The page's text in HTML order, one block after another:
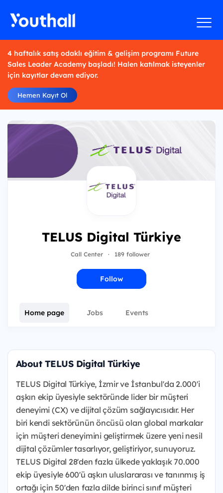
4 haftalık satış odaklı eğitim & gelişim programı Future
Sales Leader Academy başladı! Halen katılmak isteyenler
için kayıtlar devam ediyor.
Hemen Kayıt Ol
TELUS Digital Türkiye
Call Center · 189 follower
Follow
Home page Jobs Events
About TELUS Digital Türkiye
TELUS Digital Türkiye, İzmir ve İstanbul'da 2.000'i
aşkın ekip üyesiyle sektöründe lider bir müşteri
deneyimi (CX) ve dijital çözüm sağlayıcısıdır. Her
biri kendi sektörünün öncüsü olan global markalar
için müşteri deneyimini geliştirmek üzere yeni nesil
dijital çözümler tasarlıyor, geliştiriyor, sunuyoruz.
TELUS Digital 28'den fazla ülkede yaklaşık 70.000
ekip üyesiyle 600'ü aşkın uluslararası ve tanınmış iş
ortağı için 50'den fazla dilde birinci sınıf müşteri